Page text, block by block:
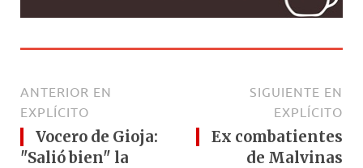
ANTERIOR EN
EXPLÍCITO
Vocero de Gioja:
"Salió bien" la
SIGUIENTE EN
EXPLÍCITO
Ex combatientes
de Malvinas